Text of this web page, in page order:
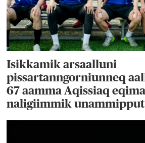
Isikkamik arsaalluni
pissartanngorniunneq
67 aamma Aqissiaq
naligiimmik unammipput